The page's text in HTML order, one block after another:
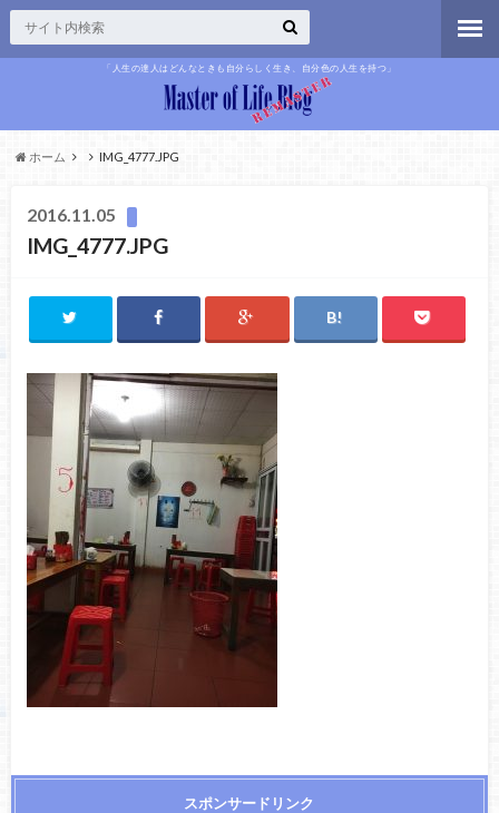
「人生の達人はどんなときも自分らしく生き、自分色の人生を持つ」
ホーム IMG_4777.JPG
2016.11.05
IMG_4777.JPG
スポンサードリンク